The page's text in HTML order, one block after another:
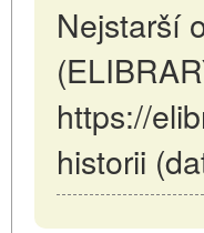
Nejstarší
https://
historii